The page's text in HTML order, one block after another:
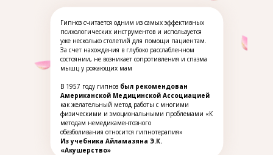
Гипноз считается одним из самых эффективных
психологических инструментов и используется
уже несколько столетий для помощи пациентам.
За счет нахождения в глубоко расслабленном
состоянии, не возникает сопротивления и спазма
мышц у рожающих мам
В 1957 году гипноз был рекомендован
Американской Медицинской Ассоциацией
как желательный метод работы с многими
физическими и эмоциональными проблемами «К
методам немедикаментозного
обезболивания относится гипнотерапия»
Из учебника Айламазяна Э.К.
«Акушерство»